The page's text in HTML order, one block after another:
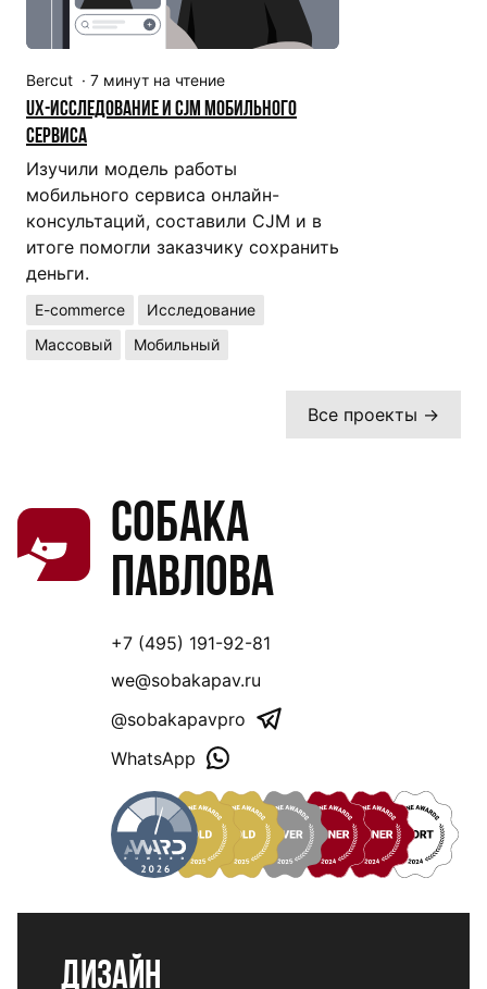
Bercut · 7 минут на чтение
UX-исследование и CJM мобильного
сервиса
Изучили модель работы
мобильного сервиса онлайн-
консультаций, составили CJM и в
итоге помогли заказчику сохранить
деньги.
E-commerce
Исследование
Массовый
Мобильный
Все проекты →
Собака
Павлова
+7 (495) 191-92-81
we@sobakapav.ru
@sobakapavpro
WhatsApp
Дизайн